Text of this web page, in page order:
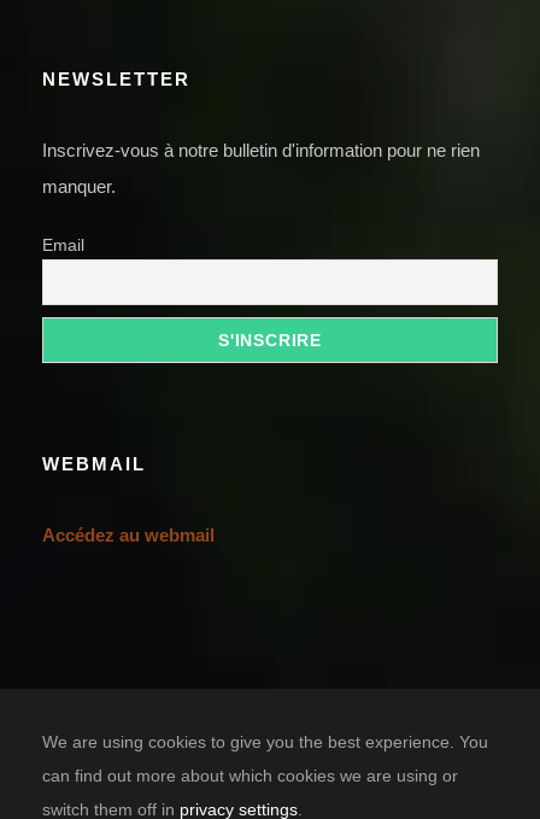
NEWSLETTER
Inscrivez-vous à notre bulletin d'information pour ne rien
manquer.
Email
WEBMAIL
Accédez au webmail
We are using cookies to give you the best experience. You
can find out more about which cookies we are using or
switch them off in privacy settings